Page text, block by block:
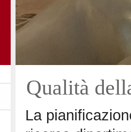
Qualità
La